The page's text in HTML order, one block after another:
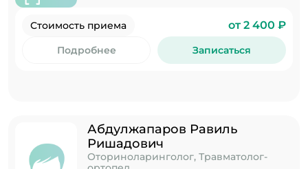
Стоимость приема от 2 400 ₽
Подробнее Записаться
Абдулжапаров Равиль
Ришадович
Оториноларинголог, Травматолог-